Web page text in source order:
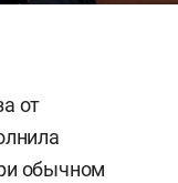
от
обычном